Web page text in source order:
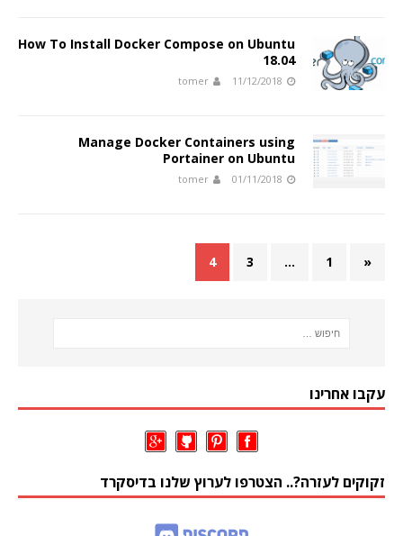
How To Install Docker Compose on Ubuntu
18.04
11/12/2018
tomer
Manage Docker Containers using
Portainer on Ubuntu
01/11/2018
tomer
«
1
…
3
4
עקבו אחרינו
זקוקים לעזרה?.. הצטרפו לערוץ שלנו בדיסקרד